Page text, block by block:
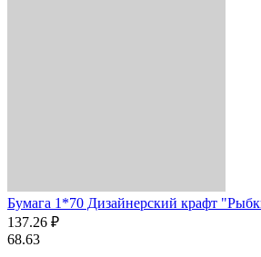
Бумага 1*70 Дизайнерский крафт
137.26 ₽
68.63